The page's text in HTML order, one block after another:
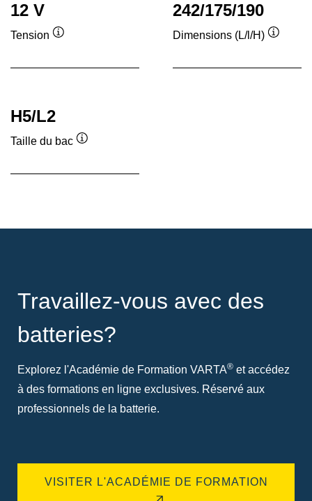
12 V
Tension
242/175/190
Dimensions (L/l/H)
H5/L2
Taille du bac
Travaillez-vous avec des
batteries?
Explorez l'Académie de Formation VARTA® et accédez
à des formations en ligne exclusives. Réservé aux
professionnels de la batterie.
VISITER L'ACADÉMIE DE FORMATION